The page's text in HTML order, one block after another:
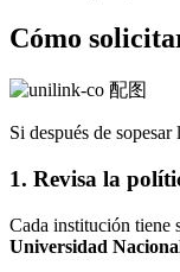
Cómo
Si después de
1. Revisa la
Cada institución tiene
Universidad